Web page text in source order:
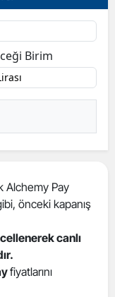
Bitlis
Bolu
Bursa
Çankırı
Çorum
Denizli
Birim
Alchemy Pay
önceki kapanış
canlı
fiyatlarını